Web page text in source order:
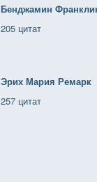
Бенджамин
205 цитат
Эрих Мария Ремарк
257 цитат